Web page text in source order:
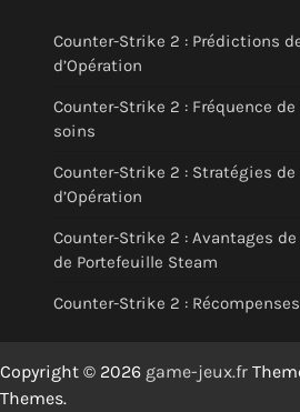
Counter-Strike 2 : Prédictions
d’Opération
Counter-Strike 2 : Fréquence
soins
Counter-Strike 2 : Stratégies
d’Opération
Counter-Strike 2 : Avantages
de Portefeuille Steam
Counter-Strike 2 :
Copyright © 2026 game-jeux.fr
Themes.